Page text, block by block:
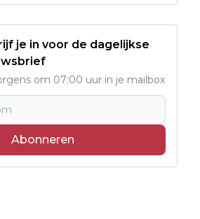
je in voor de dagelijkse
om 07:00 uur in je mailbox
Abonneren